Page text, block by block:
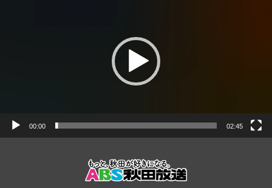
00:00 02:45